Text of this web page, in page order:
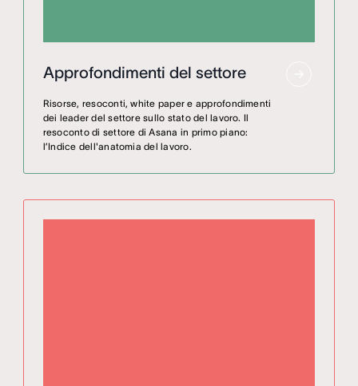
Approfondimenti del settore
Risorse, resoconti, white paper e approfondimenti
dei leader del settore sullo stato del lavoro. Il
resoconto di settore di Asana in primo piano:
l’Indice dell'anatomia del lavoro.